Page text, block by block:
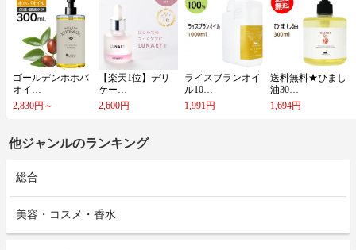
ゴ​ー​ル​デ​ン​ホ​ホ​バ​
オ​イ​…
2,830円～
【​楽​天​1​位​】​デ​リ​
ケ​ー​…
2,600円
ラ​イ​ス​ブ​ラ​ン​オ​イ​
ル​1​0​…
1,991円
送​料​無​料​★​ひ​ま​し​
油​3​0​…
1,694円
他ジャンルのランキング
総合
美容・コスメ・香水